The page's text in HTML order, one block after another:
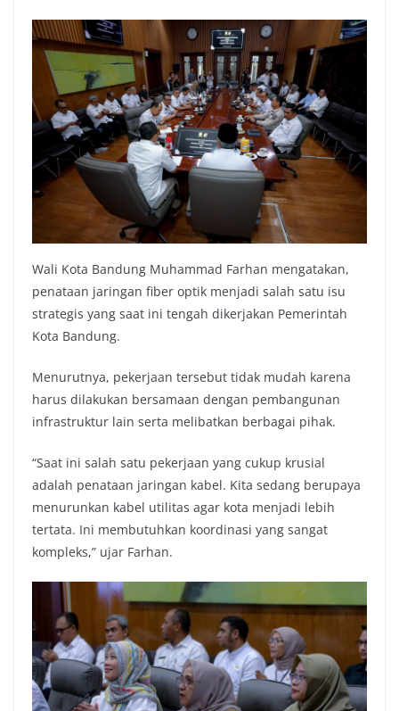
Wali Kota Bandung Muhammad Farhan mengatakan,
penataan jaringan fiber optik menjadi salah satu isu
strategis yang saat ini tengah dikerjakan Pemerintah
Kota Bandung.
Menurutnya, pekerjaan tersebut tidak mudah karena
harus dilakukan bersamaan dengan pembangunan
infrastruktur lain serta melibatkan berbagai pihak.
“Saat ini salah satu pekerjaan yang cukup krusial
adalah penataan jaringan kabel. Kita sedang berupaya
menurunkan kabel utilitas agar kota menjadi lebih
tertata. Ini membutuhkan koordinasi yang sangat
kompleks,” ujar Farhan.